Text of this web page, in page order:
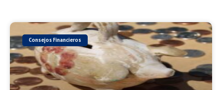
Consejos Financieros